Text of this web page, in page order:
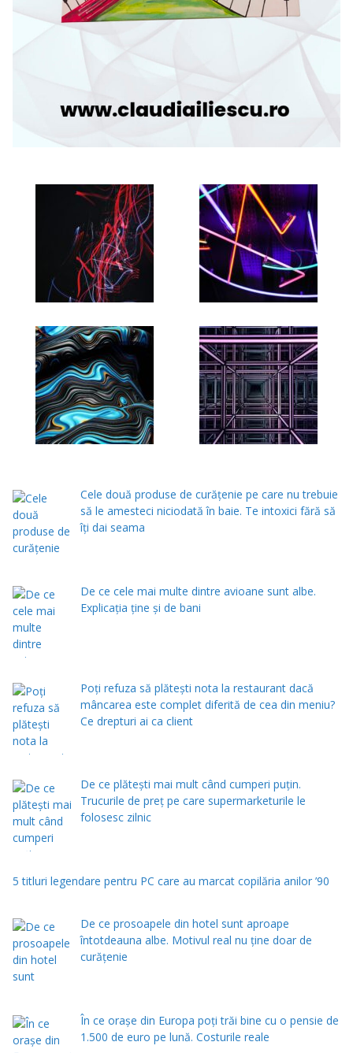
Cele două produse de curăţenie pe care nu trebuie
să le amesteci niciodată în baie. Te intoxici fără să
îţi dai seama
De ce cele mai multe dintre avioane sunt albe.
Explicația ține și de bani
Poți refuza să plătești nota la restaurant dacă
mâncarea este complet diferită de cea din meniu?
Ce drepturi ai ca client
De ce plătești mai mult când cumperi puțin.
Trucurile de preț pe care supermarketurile le
folosesc zilnic
5 titluri legendare pentru PC care au marcat copilăria anilor ’90
De ce prosoapele din hotel sunt aproape
întotdeauna albe. Motivul real nu ține doar de
curățenie
În ce orașe din Europa poți trăi bine cu o pensie de
1.500 de euro pe lună. Costurile reale